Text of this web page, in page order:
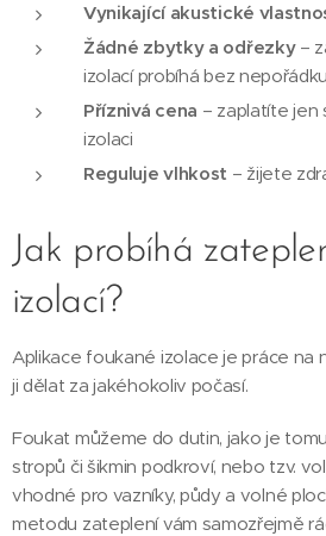
Vynikající akustické
Žádné zbytky a odřezky–
izolací probíhá bez
Příznivá cena – zaplatíte
izolaci
Reguluje vlhkost – žijete
Jak probíhá
izolací?
Aplikace foukané izolace je práce na
ji dělat za jakéhokoliv počasí.
Foukat můžeme do dutin, jako je
stropů či šikmin podkroví, nebo tzv.
vhodné pro vazníky, půdy a volné
metodu zateplení vám samozřejmě